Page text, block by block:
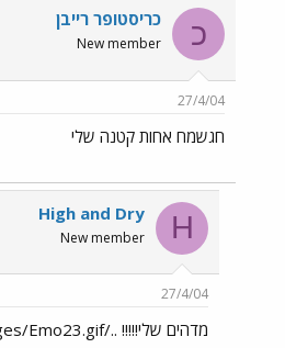
כ כריסטופר רייבן
New member
27/4/04
חגשמח אחות קטנה שלי
H
High and Dry
New member
27/4/04
מדהים שלי!!!!! ../images/Emo23.gif תודה אינסופית}{